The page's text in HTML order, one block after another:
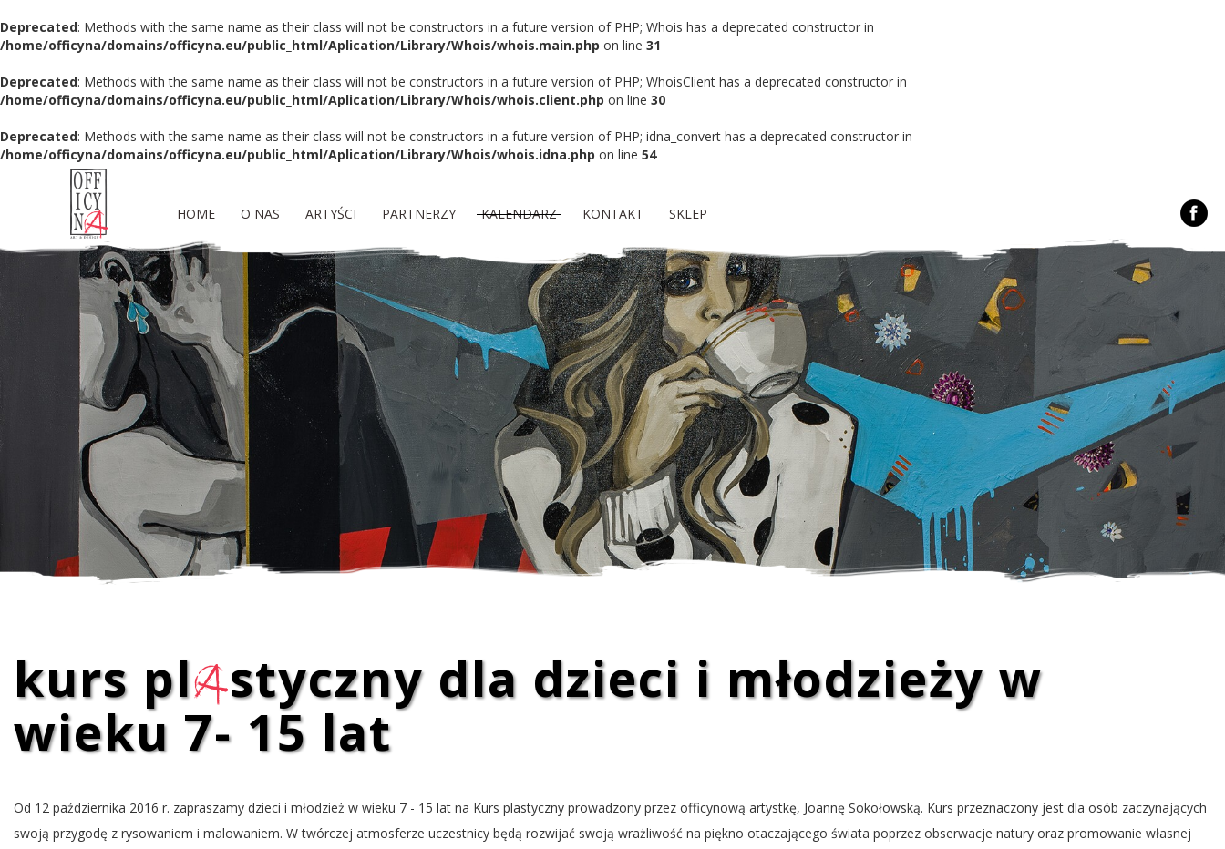
Deprecated: Methods with the same name as their class will not be constructors in a future version of PHP; Whois has a deprecated constructor in
/home/officyna/domains/officyna.eu/public_html/Aplication/Library/Whois/whois.main.php on line 31
Deprecated: Methods with the same name as their class will not be constructors in a future version of PHP; WhoisClient has a deprecated constructor in
/home/officyna/domains/officyna.eu/public_html/Aplication/Library/Whois/whois.client.php on line 30
Deprecated: Methods with the same name as their class will not be constructors in a future version of PHP; idna_convert has a deprecated constructor in
/home/officyna/domains/officyna.eu/public_html/Aplication/Library/Whois/whois.idna.php on line 54
HOME O NAS ARTYŚCI PARTNERZY KALENDARZ KONTAKT SKLEP
kurs plastyczny dla dzieci i młodzieży w
wieku 7- 15 lat
Od 12 października 2016 r. zapraszamy dzieci i młodzież w wieku 7 - 15 lat na Kurs plastyczny prowadzony przez officynową artystkę, Joannę Sokołowską. Kurs przeznaczony jest dla osób zaczynających
swoją przygodę z rysowaniem i malowaniem. W twórczej atmosferze uczestnicy będą rozwijać swoją wrażliwość na piękno otaczającego świata poprzez obserwacje natury oraz promowanie własnej